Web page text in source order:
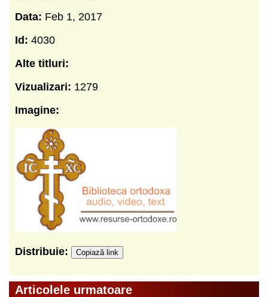
Data: Feb 1, 2017
Id: 4030
Alte titluri:
Vizualizari: 1279
Imagine:
Distribuie: Copiază link
Articolele urmatoare